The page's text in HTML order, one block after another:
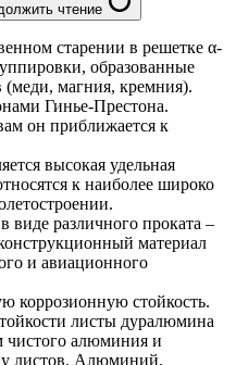
чтение
старении в решетке α-
образованные
магния, кремния).
Гинье-Престона.
он приближается к
высокая удельная
к наиболее широко
виде различного проката –
материал
и авиационного
стойкость.
листы дуралюмина
чистого алюминия и
листов. Алюминий,